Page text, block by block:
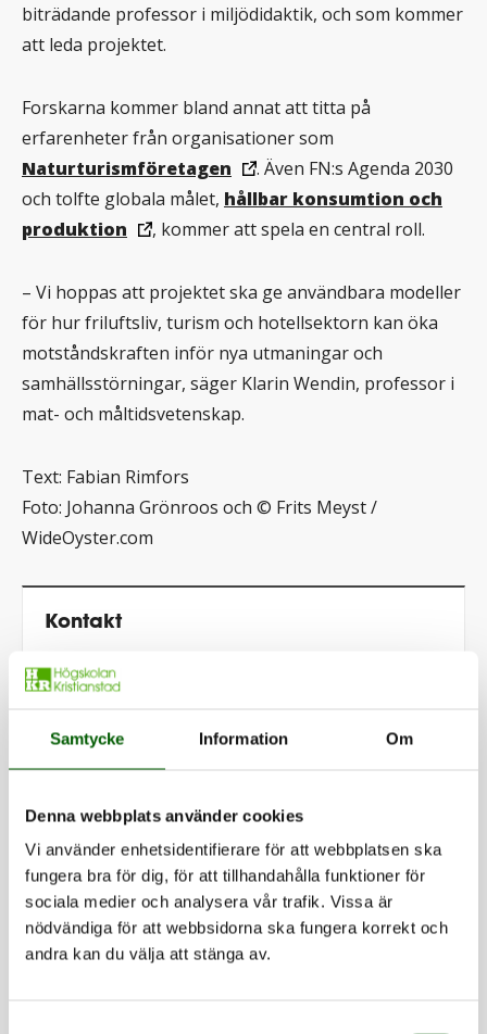
Samtycke Information Om
Denna webbplats använder cookies
Vi använder enhetsidentifierare för att webbplatsen ska
fungera bra för dig, för att tillhandahålla funktioner för
sociala medier och analysera vår trafik. Vissa är
nödvändiga för att webbsidorna ska fungera korrekt och
andra kan du välja att stänga av.
biträdande professor i miljödidaktik, och som kommer
att leda projektet.
Forskarna kommer bland annat att titta på
erfarenheter från organisationer som
Naturturismföretagen
. Även FN:s Agenda 2030
och tolfte globala målet, hållbar konsumtion och
produktion
, kommer att spela en central roll.
– Vi hoppas att projektet ska ge användbara modeller
för hur friluftsliv, turism och hotellsektorn kan öka
motståndskraften inför nya utmaningar och
samhällsstörningar, säger Klarin Wendin, professor i
mat- och måltidsvetenskap.
Text: Fabian Rimfors
Foto: Johanna Grönroos och © Frits Meyst /
WideOyster.com
Kontakt
Thomas Beery
Professor i miljödidaktik
Länk till kontaktuppgifter visas om 1